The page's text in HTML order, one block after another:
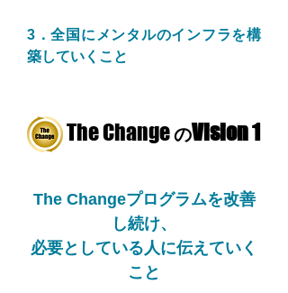
3．全国にメンタルのインフラを構
築していくこと
The ChangeのVision 1
The Changeプログラムを改善
し続け、
必要としている人に伝えていく
こと